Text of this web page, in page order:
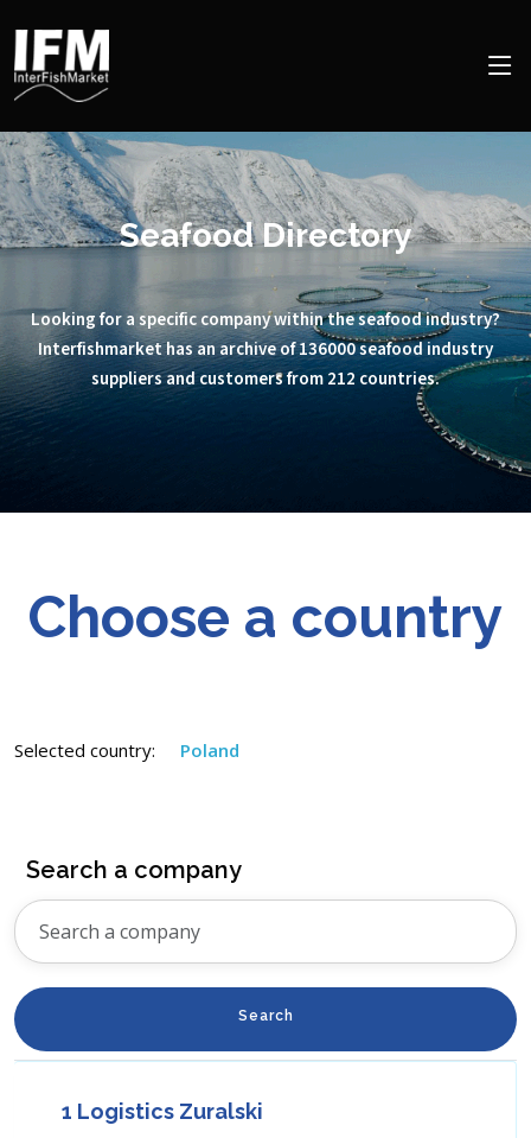
Seafood Directory
Looking for a specific company within the seafood industry?
Interfishmarket has an archive of 136000 seafood industry
suppliers and customers from 212 countries.
Choose a country
Selected country: Poland
Search a company
Search
1 Logistics Zuralski